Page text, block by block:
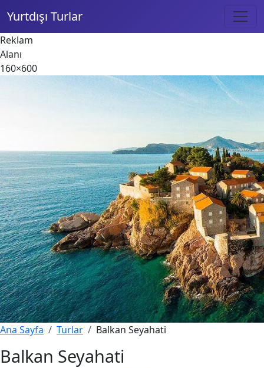
Yurtdışı Turlar
Reklam
Alanı
160×600
Ana Sayfa Turlar Balkan Seyahati
Balkan Seyahati